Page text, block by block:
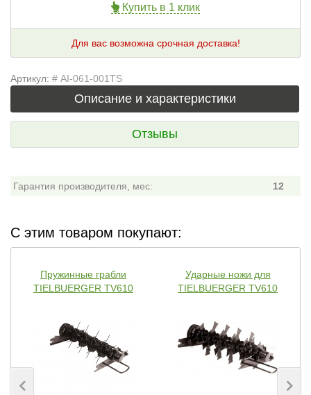
Купить в 1 клик
Для вас возможна срочная доставка!
Артикул: # AI-061-001TS
Описание и характеристики
Отзывы
Гарантия производителя, мес: 12
С этим товаром покупают:
Пружинные грабли
TIELBUERGER TV610
Ударные ножи для
TIELBUERGER TV610